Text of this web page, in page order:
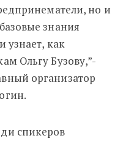
но и
знания
узнает, как
Ольгу Бузову,”-
организатор
спикеров